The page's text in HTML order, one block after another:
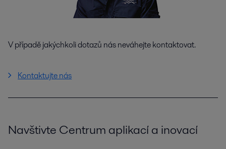
V případě jakýchkoli dotazů nás neváhejte kontaktovat.
Kontaktujte nás
Navštivte Centrum aplikací a inovací